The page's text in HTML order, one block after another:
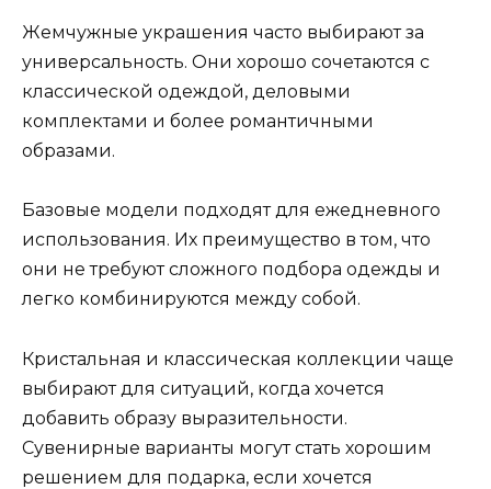
Жемчужные украшения часто выбирают за
универсальность. Они хорошо сочетаются с
классической одеждой, деловыми
комплектами и более романтичными
образами.
Базовые модели подходят для ежедневного
использования. Их преимущество в том, что
они не требуют сложного подбора одежды и
легко комбинируются между собой.
Кристальная и классическая коллекции чаще
выбирают для ситуаций, когда хочется
добавить образу выразительности.
Сувенирные варианты могут стать хорошим
решением для подарка, если хочется